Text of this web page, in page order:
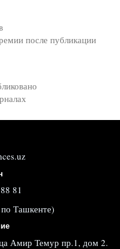
после публикации
81
Ташкенте)
Амир Темур пр.1, дом 2.